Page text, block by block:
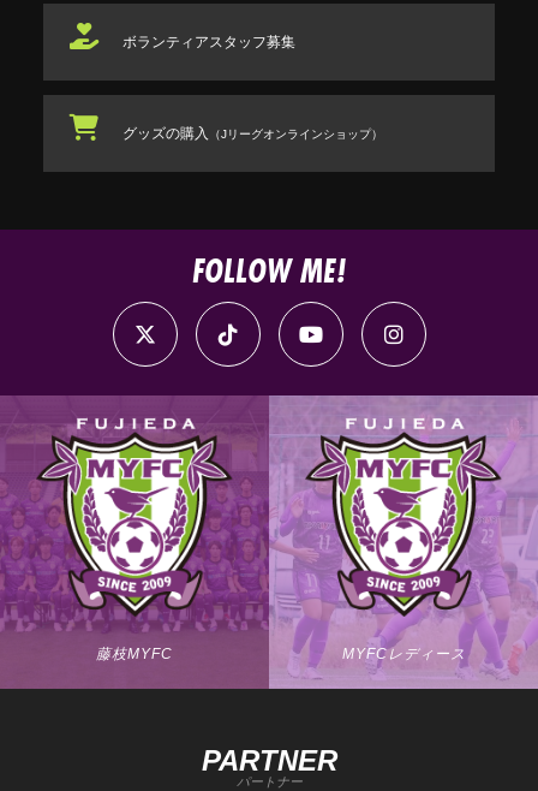
ボランティアスタッフ募集
グッズの購入 （Jリーグオンラインショップ）
FOLLOW ME!
藤枝MYFC MYFCレディース
PARTNER
パートナー